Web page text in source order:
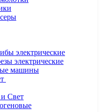
электрические
электрические
машины
Свет